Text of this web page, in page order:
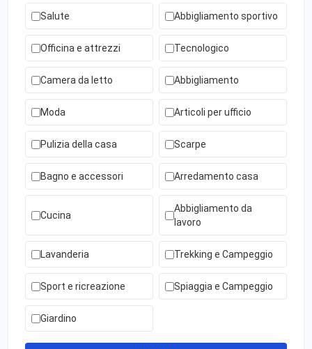
Salute Abbigliamento sportivo
Officina e attrezzi Tecnologico
Camera da letto Abbigliamento
Moda Articoli per ufficio
Pulizia della casa Scarpe
Bagno e accessori Arredamento casa
Cucina
Abbigliamento da
lavoro
Lavanderia Trekking e Campeggio
Sport e ricreazione Spiaggia e Campeggio
Giardino